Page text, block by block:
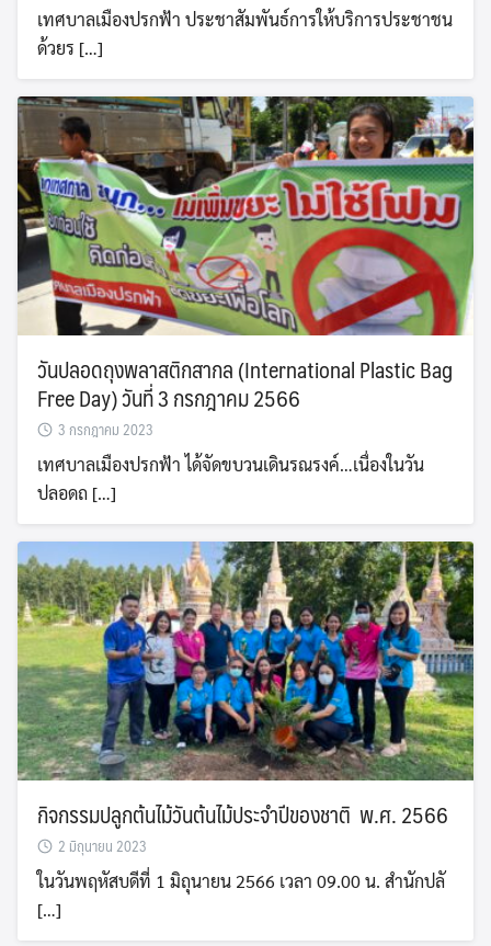
Search
for:
เทศบาลเมืองปรกฟ้า ประชาสัมพันธ์การให้บริการประชาชน
ด้วยร […]
วันปลอดถุงพลาสติกสากล (International Plastic Bag
Free Day) วันที่ 3 กรกฎาคม 2566
3 กรกฎาคม 2023
เทศบาลเมืองปรกฟ้า ได้จัดขบวนเดินรณรงค์…เนื่องในวัน
ปลอดถ […]
กิจกรรมปลูกต้นไม้วันต้นไม้ประจำปีของชาติ พ.ศ. 2566
2 มิถุนายน 2023
ในวันพฤหัสบดีที่ 1 มิถุนายน 2566 เวลา 09.00 น. สำนักปลั
[…]